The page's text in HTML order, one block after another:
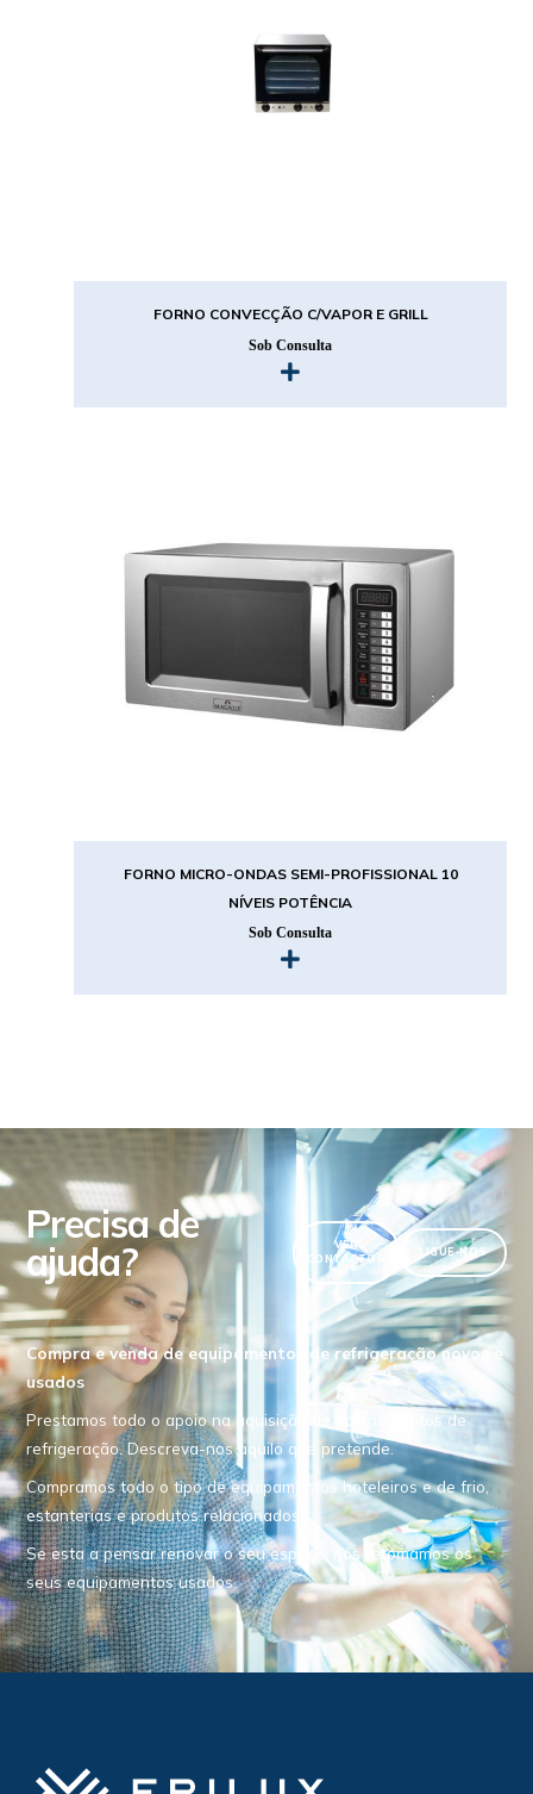
FORNO CONVECÇÃO C/VAPOR E GRILL
Sob Consulta
FORNO MICRO-ONDAS SEMI-PROFISSIONAL 10
NÍVEIS POTÊNCIA
Sob Consulta
Precisa de
ajuda?
VER
CONTACTOS
LIGUE-NOS
Compra e venda de equipamentos de refrigeração novos e
usados
Prestamos todo o apoio na aquisição de equipamentos de
refrigeração. Descreva-nos aquilo que pretende.
Compramos todo o tipo de equipamentos hoteleiros e de frio,
estanterias e produtos relacionados.
Se esta a pensar renovar o seu espaço, nós retomamos os
seus equipamentos usados.